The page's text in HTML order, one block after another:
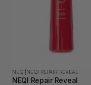
NEQI NEQI REPAIR REVEAL
NEQI Repair Reveal